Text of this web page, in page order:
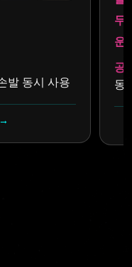
발 동시 사용
두
운
공
동